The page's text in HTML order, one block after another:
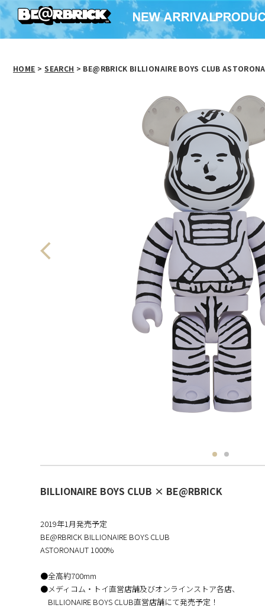
HOME > SEARCH > BE@RBRICK BILLIONAIRE BOYS CLUB
BILLIONAIRE BOYS CLUB × BE@RBRICK
2019年1月発売予定
BE@RBRICK BILLIONAIRE BOYS CLUB
ASTORONAUT 1000%
●全高約700mm
●メディコム・トイ直営店舗及びオンラインストア各店、
BILLIONAIRE BOYS CLUB直営店舗にて発売予定！